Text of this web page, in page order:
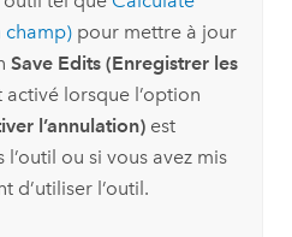
champ)pour mettre à jour
Save Edits (Enregistrer les
lorsque l’option
l’annulation)est
ou si vous avez mis
d’utiliser l’outil.